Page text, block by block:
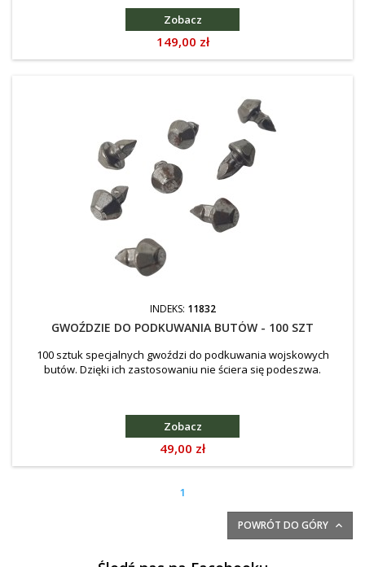
Zobacz
Cena
149,00 zł
INDEKS: 11832
GWOŹDZIE DO PODKUWANIA BUTÓW - 100 SZT
100 sztuk specjalnych gwoździ do podkuwania wojskowych
butów. Dzięki ich zastosowaniu nie ściera się podeszwa.
Zobacz
Cena
49,00 zł
1
POWRÓT DO GÓRY 